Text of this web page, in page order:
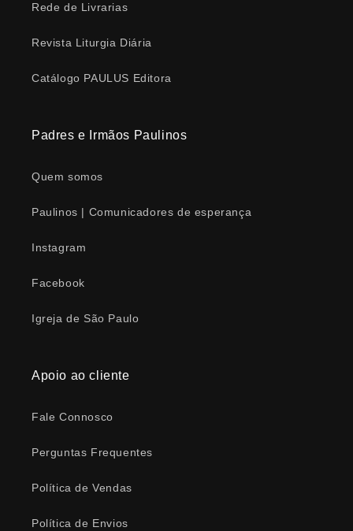
Rede de Livrarias
Revista Liturgia Diária
Catálogo PAULUS Editora
Padres e Irmãos Paulinos
Quem somos
Paulinos | Comunicadores de esperança
Instagram
Facebook
Igreja de São Paulo
Apoio ao cliente
Fale Connosco
Perguntas Frequentes
Política de Vendas
Política de Envios